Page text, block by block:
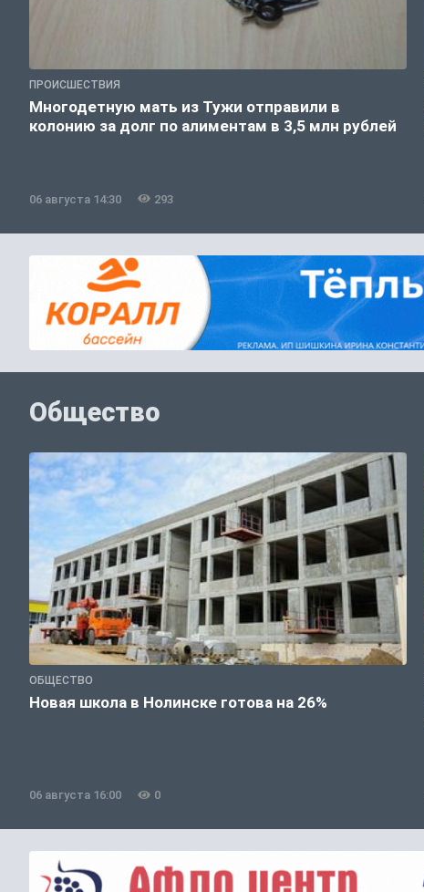
ПРОИСШЕСТВИЯ
Многодетную мать из Тужи отправили в
колонию за долг по алиментам в 3,5 млн рублей
06 августа 14:30 293
Общество
ОБЩЕСТВО
Новая школа в Нолинске готова на 26%
06 августа 16:00 0